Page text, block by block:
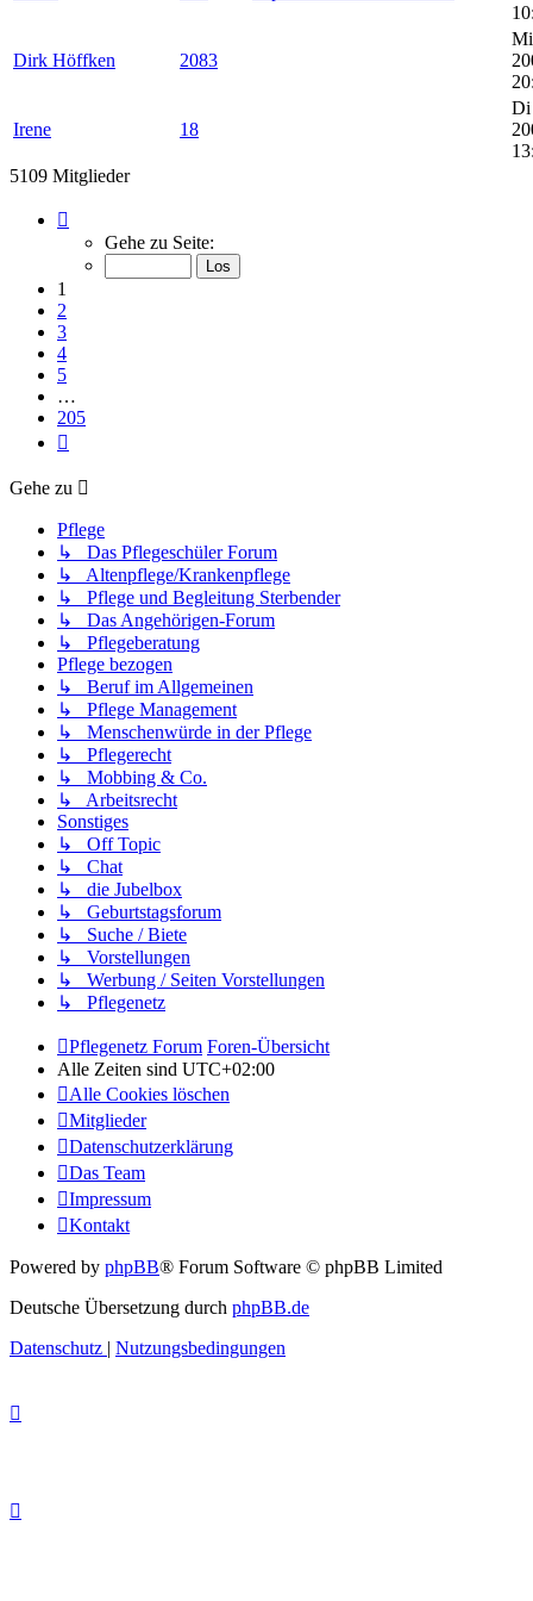
Dirk Höffken 2083
Irene 18
Di
5109 Mitglieder
von
Gehe zu Seite:
1
2
3
4
5
…
205
Gehe zu
Pflege
↳ Das Pflegeschüler Forum
↳ Altenpflege/Krankenpflege
↳ Pflege und Begleitung Sterbender
↳ Das Angehörigen-Forum
↳ Pflegeberatung
Pflege bezogen
↳ Beruf im Allgemeinen
↳ Pflege Management
↳ Menschenwürde in der Pflege
↳ Pflegerecht
↳ Mobbing & Co.
↳ Arbeitsrecht
Sonstiges
↳ Off Topic
↳ Chat
↳ die Jubelbox
↳ Geburtstagsforum
↳ Suche / Biete
↳ Vorstellungen
↳ Werbung / Seiten Vorstellungen
↳ Pflegenetz
Pflegenetz Forum Foren-Übersicht
Alle Zeiten sind UTC+02:00
Alle Cookies löschen
Mitglieder
Datenschutzerklärung
Das Team
Impressum
Kontakt
Powered by phpBB® Forum Software © phpBB Limited
Deutsche Übersetzung durch phpBB.de
Datenschutz | Nutzungsbedingungen